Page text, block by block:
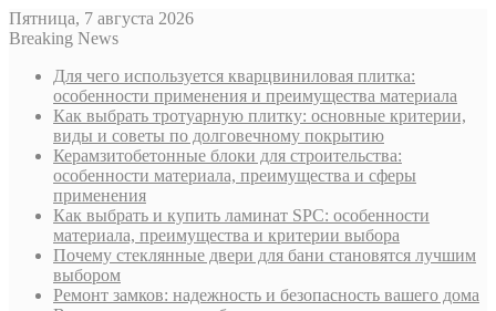
Пятница, 7 августа 2026
Breaking News
Для чего используется кварцвиниловая плитка:
особенности применения и преимущества материала
Как выбрать тротуарную плитку: основные критерии,
виды и советы по долговечному покрытию
Керамзитобетонные блоки для строительства:
особенности материала, преимущества и сферы
применения
Как выбрать и купить ламинат SPC: особенности
материала, преимущества и критерии выбора
Почему стеклянные двери для бани становятся лучшим
выбором
Ремонт замков: надежность и безопасность вашего дома